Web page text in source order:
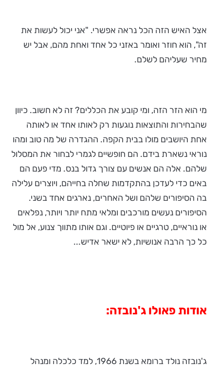
אצל האיש הזה הכל נראה אפשרי. "אני יכול לעשות את
זה", הוא חוזר ואומר באזני כל אחד ואחת מהם, אבל יש
מחיר שעליהם לשלם.
מי הוא הזר הזה, ומי קובע את הכללים? זה לא חשוב. כיוון
שהבחירות והתוצאות נוגעות רק לאותו אחד או לאותה
אחת היושבים מולו בבית הקפה. ההגדרה של מה טוב ומהו
נוראי נשארת בידם. הם חופשיים לגמרי לבחור את המסלול
שלהם. אלה הם אנשים עם צורך גדול בנס. מדי פעם הם
באים כדי לעדכן בהתקדמות שחלה בחייהם, ויוצרים עלילה
בה הסיפורים שלהם ושל האחרים, נארגים אחד בשני.
הסיפורים נעשים מורכבים ומלאי מתח יותר ויותר, נפלאים
או נוראיים, טרגיים או פיוטיים. וגם אותו מתווך צנוע, אל מול
כל כך הרבה אנושיות, לא ישאר אדיש...
אודות פאולו ג'נובזה:
ג'נובזה נולד ברומא בשנת 1966, למד כלכלה ומנהל